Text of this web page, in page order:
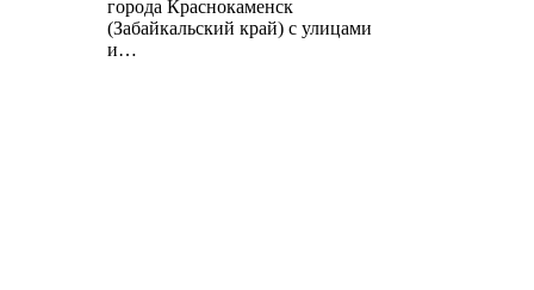
города Краснокаменск
(Забайкальский край) с улицами
и…